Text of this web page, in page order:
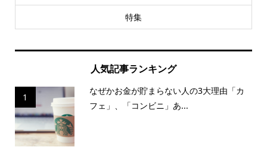
特集
人気記事ランキング
1
なぜかお金が貯まらない人の3大理由「カ
フェ」、「コンビニ」あ...